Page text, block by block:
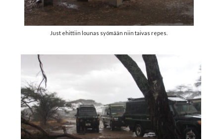
Just ehittiin lounas syömään niin taivas repes.